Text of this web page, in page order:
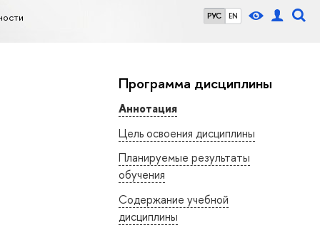
РУС EN
Программа дисциплины
Аннотация
Цель освоения дисциплины
Планируемые результаты
обучения
Содержание учебной
дисциплины